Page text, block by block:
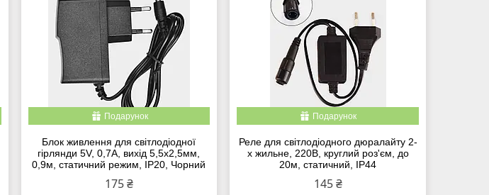
Подарунок
Блок живлення для світлодіодної
гірлянди 5V, 0,7А, вихід 5,5x2,5мм,
0,9м, статичний режим, IP20, Чорний
175 ₴
Подарунок
Реле для світлодіодного дюралайту 2-
х жильне, 220В, круглий роз'єм, до
20м, статичний, IP44
145 ₴